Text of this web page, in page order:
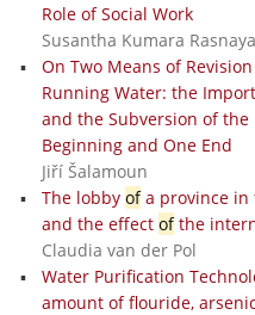
Role of Social Work
Susantha Kumara
On Two Means of
Running Water: the
and the Subversion of
Beginning and One End
Jiří Šalamoun
The lobby ofa province in
and the effect ofthe
Claudia van der Pol
Water Purification
amount of flouride,